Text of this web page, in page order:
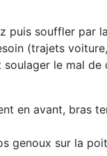
puis souffler par
(trajets
le mal de
en avant, bras
genoux sur la